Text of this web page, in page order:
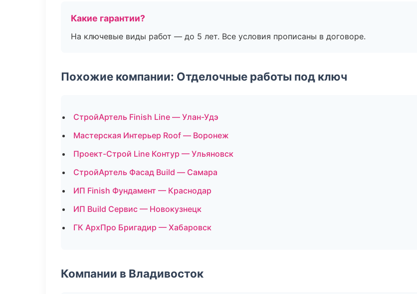
Какие гарантии?
На ключевые виды работ — до 5 лет. Все условия прописаны в договоре.
Похожие компании: Отделочные работы под ключ
СтройАртель Finish Line — Улан-Удэ
Мастерская Интерьер Roof — Воронеж
Проект-Строй Line Контур — Ульяновск
СтройАртель Фасад Build — Самара
ИП Finish Фундамент — Краснодар
ИП Build Сервис — Новокузнецк
ГК АрхПро Бригадир — Хабаровск
Компании в Владивосток